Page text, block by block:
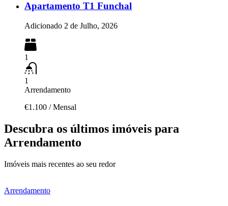
Apartamento T1 Funchal
Adicionado 2 de Julho, 2026
1
1
Arrendamento
€1.100 / Mensal
Descubra os últimos imóveis para
Arrendamento
Imóveis mais recentes ao seu redor
Arrendamento